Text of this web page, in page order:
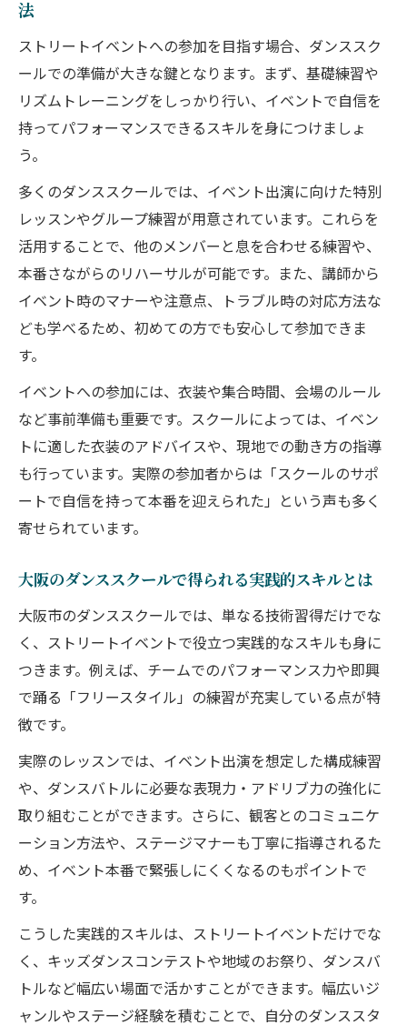
ストリートイベントを成功させるダンス準
備術
ダンススクールが支える大阪市での発表経
験
ダンススクール生が語る関西イベントの魅
力
大阪市のダンススクールで叶うイベント体
験
関西ならではのダンスイベント参加術を学
ぶ
大阪ダンスイベントを支えるダンススクー
ル
初めてのストリートイベント挑戦時の心得
ダンススクール初心者に向けたイベント参
加準備
ストリートイベント前に知るべきマナーと
方法
初参加でも安心なダンススクールのサポー
ト
大阪のイベントで緊張を和らげるコツ
ダンススクールで始めるキッズイベントデ
ビュー
キッズダンスイベント参加に必要な準備と
心構え
関西キッズダンスイベントの楽しみ方を伝
授
ダンススクールで育むキッズの挑戦心と自
法
ストリートイベントへの参加を目指す場合、ダンススク
ールでの準備が大きな鍵となります。まず、基礎練習や
リズムトレーニングをしっかり行い、イベントで自信を
持ってパフォーマンスできるスキルを身につけましょ
う。
多くのダンススクールでは、イベント出演に向けた特別
レッスンやグループ練習が用意されています。これらを
活用することで、他のメンバーと息を合わせる練習や、
本番さながらのリハーサルが可能です。また、講師から
イベント時のマナーや注意点、トラブル時の対応方法な
ども学べるため、初めての方でも安心して参加できま
す。
イベントへの参加には、衣装や集合時間、会場のルール
など事前準備も重要です。スクールによっては、イベン
トに適した衣装のアドバイスや、現地での動き方の指導
も行っています。実際の参加者からは「スクールのサポ
ートで自信を持って本番を迎えられた」という声も多く
寄せられています。
大阪のダンススクールで得られる実践的スキルとは
大阪市のダンススクールでは、単なる技術習得だけでな
く、ストリートイベントで役立つ実践的なスキルも身に
つきます。例えば、チームでのパフォーマンス力や即興
で踊る「フリースタイル」の練習が充実している点が特
徴です。
実際のレッスンでは、イベント出演を想定した構成練習
や、ダンスバトルに必要な表現力・アドリブ力の強化に
取り組むことができます。さらに、観客とのコミュニケ
ーション方法や、ステージマナーも丁寧に指導されるた
め、イベント本番で緊張しにくくなるのもポイントで
す。
こうした実践的スキルは、ストリートイベントだけでな
く、キッズダンスコンテストや地域のお祭り、ダンスバ
トルなど幅広い場面で活かすことができます。幅広いジ
ャンルやステージ経験を積むことで、自分のダンススタ